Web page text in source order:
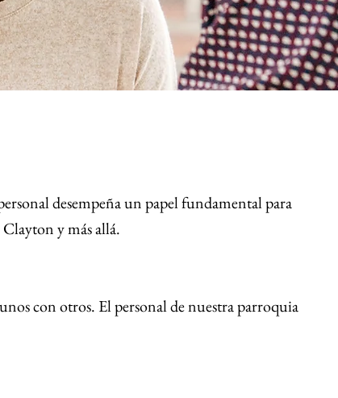
desempeña un papel fundamental para
y más allá.
con otros. El personal de nuestra parroquia